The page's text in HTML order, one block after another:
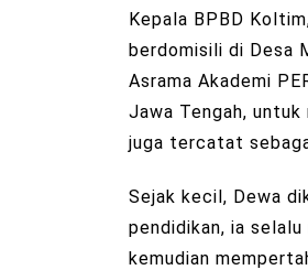
Kepala BPBD
berdomisili di Desa
Asrama Akademi
Jawa Tengah,
juga tercatat
Sejak kecil, Dewa
pendidikan, ia
kemudian